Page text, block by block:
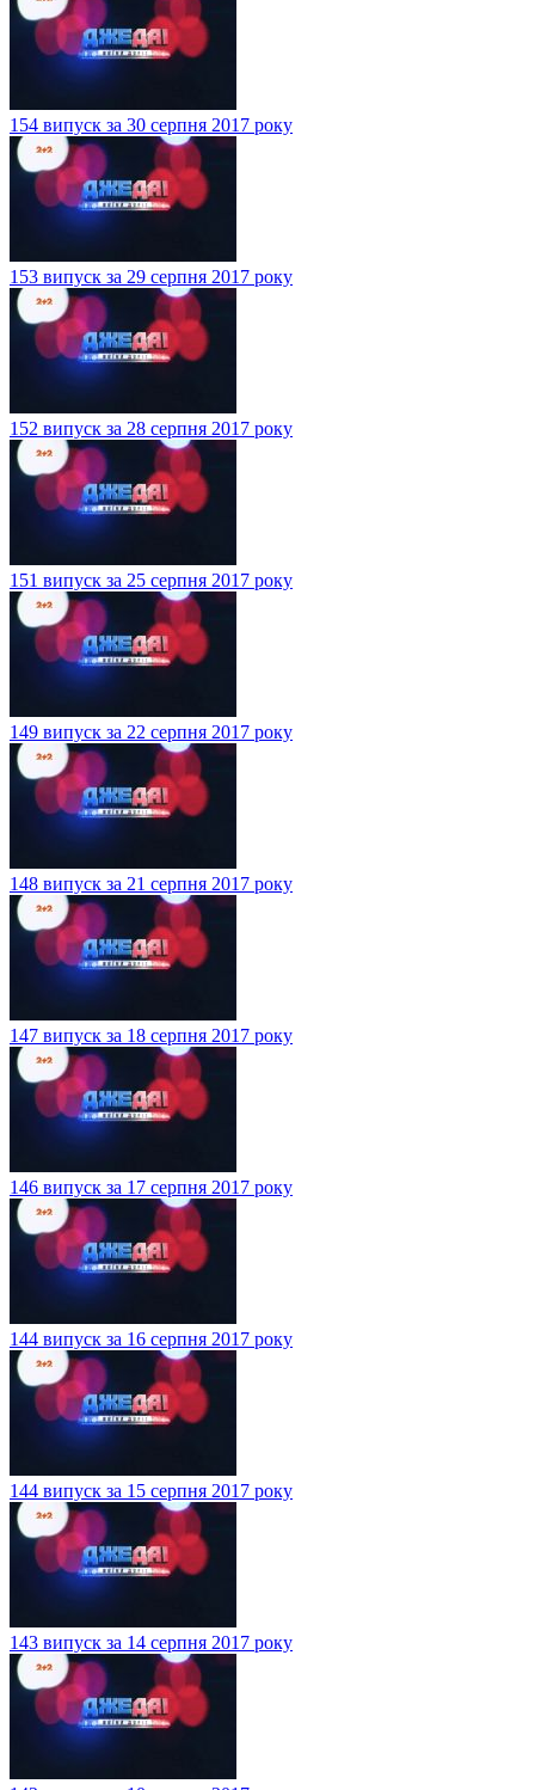
154 випуск за 30 серпня 2017 року
153 випуск за 29 серпня 2017 року
152 випуск за 28 серпня 2017 року
151 випуск за 25 серпня 2017 року
149 випуск за 22 серпня 2017 року
148 випуск за 21 серпня 2017 року
147 випуск за 18 серпня 2017 року
146 випуск за 17 серпня 2017 року
144 випуск за 16 серпня 2017 року
144 випуск за 15 серпня 2017 року
143 випуск за 14 серпня 2017 року